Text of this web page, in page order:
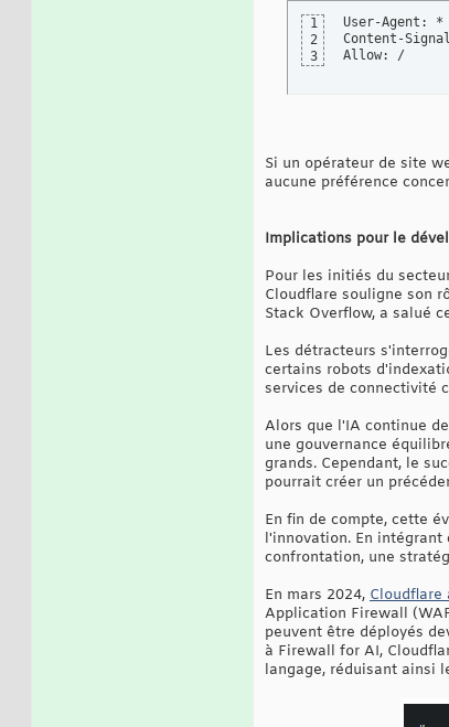
1
2
3
User-Agent: *
Content-
Allow: /
Si un opérateur de site
aucune préférence
Implications pour le
Pour les initiés du
Cloudflare souligne son
Stack Overflow, a salué
Les détracteurs
certains robots
services de connectivité
Alors que l'IA continue
une gouvernance
grands. Cependant, le
pourrait créer un
En fin de compte, cette
l'innovation. En
confrontation, une
En mars 2024, Cloudflare
Application Firewall
peuvent être déployés
à Firewall for AI,
langage, réduisant ainsi